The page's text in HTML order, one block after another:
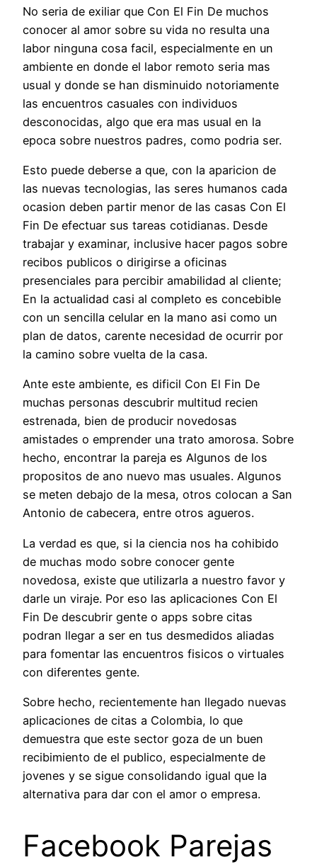
No seri­a de exiliar que Con El Fin De muchos
conocer al amor sobre su vida no resulta una
labor ninguna cosa facil, especialmente en un
ambiente en donde el labor remoto seri­a mas
usual y donde se han disminuido notoriamente
las encuentros casuales con individuos
desconocidas, algo que era mas usual en la
epoca sobre nuestros padres, como podri­a ser.
Esto puede deberse a que, con la aparicion de
las nuevas tecnologias, las seres humanos cada
ocasion deben partir menor de las casas Con El
Fin De efectuar sus tareas cotidianas. Desde
trabajar y examinar, inclusive hacer pagos sobre
recibos publicos o dirigirse a oficinas
presenciales para percibir amabilidad al cliente;
En la actualidad casi al completo es concebible
con un sencilla celular en la mano asi­ como un
plan de datos, carente necesidad de ocurrir por
la camino sobre vuelta de la casa.
Ante este ambiente, es dificil Con El Fin De
muchas personas descubrir multitud recien
estrenada, bien de producir novedosas
amistades o emprender una trato amorosa. Sobre
hecho, encontrar la pareja es Algunos de los
propositos de ano nuevo mas usuales. Algunos
se meten debajo de la mesa, otros colocan a San
Antonio de cabecera, entre otros agueros.
La verdad es que, si la ciencia nos ha cohibido
de muchas modo sobre conocer gente
novedosa, existe que utilizarla a nuestro favor y
darle un viraje. Por eso las aplicaciones Con El
Fin De descubrir gente o apps sobre citas
podran llegar a ser en tus desmedidos aliadas
para fomentar las encuentros fisicos o virtuales
con diferentes gente.
Sobre hecho, recientemente han llegado nuevas
aplicaciones de citas a Colombia, lo que
demuestra que este sector goza de un buen
recibimiento de el publico, especialmente de
jovenes y se sigue consolidando igual que la
alternativa para dar con el amor o empresa.
Facebook Parejas